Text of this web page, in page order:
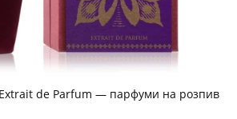
de Parfum — парфуми на розпив